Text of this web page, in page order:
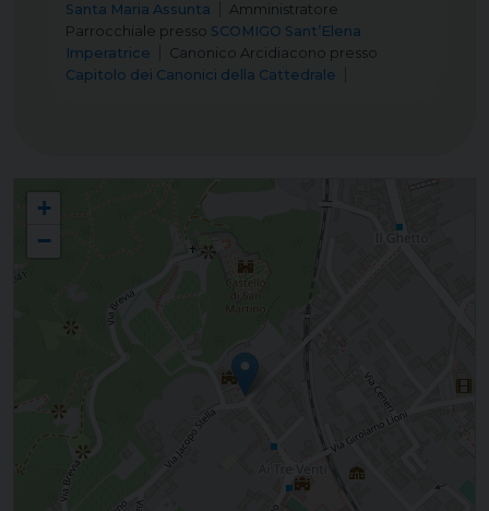
Santa Maria Assunta
Amministratore
Parrocchiale presso SCOMIGO Sant’Elena
Imperatrice
Canonico Arcidiacono presso
Capitolo dei Canonici della Cattedrale
+
−